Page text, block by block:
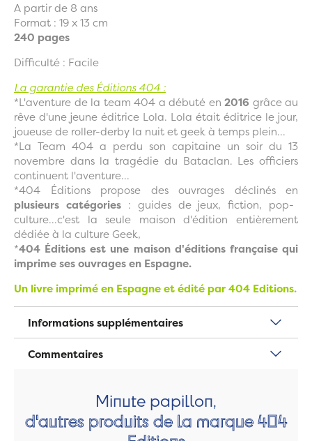
A partir de 8 ans
Format : 19 x 13 cm
240 pages
Difficulté : Facile
La garantie des Éditions 404 :
*L'aventure de la team 404 a débuté en 2016 grâce au
rêve d'une jeune éditrice Lola. Lola était éditrice le jour,
joueuse de roller-derby la nuit et geek à temps plein...
*La Team 404 a perdu son capitaine un soir du 13
novembre dans la tragédie du Bataclan. Les officiers
continuent l'aventure...
*404 Éditions propose des ouvrages déclinés en
plusieurs catégories: guides de jeux, fiction, pop-
culture...c'est la seule maison d'édition entièrement
dédiée à la culture Geek,
*404 Éditions est une maison d'éditions française qui
imprime ses ouvrages en Espagne.
Un livre imprimé en Espagne et édité par 404 Editions.
Informations supplémentaires
Commentaires
Minute papillon,
d'autres produits de la marque 404